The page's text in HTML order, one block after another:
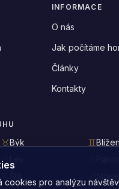
INFORMACE
O nás
Jak počítáme
Články
Kontakty
Býk
cookies pro analýzu